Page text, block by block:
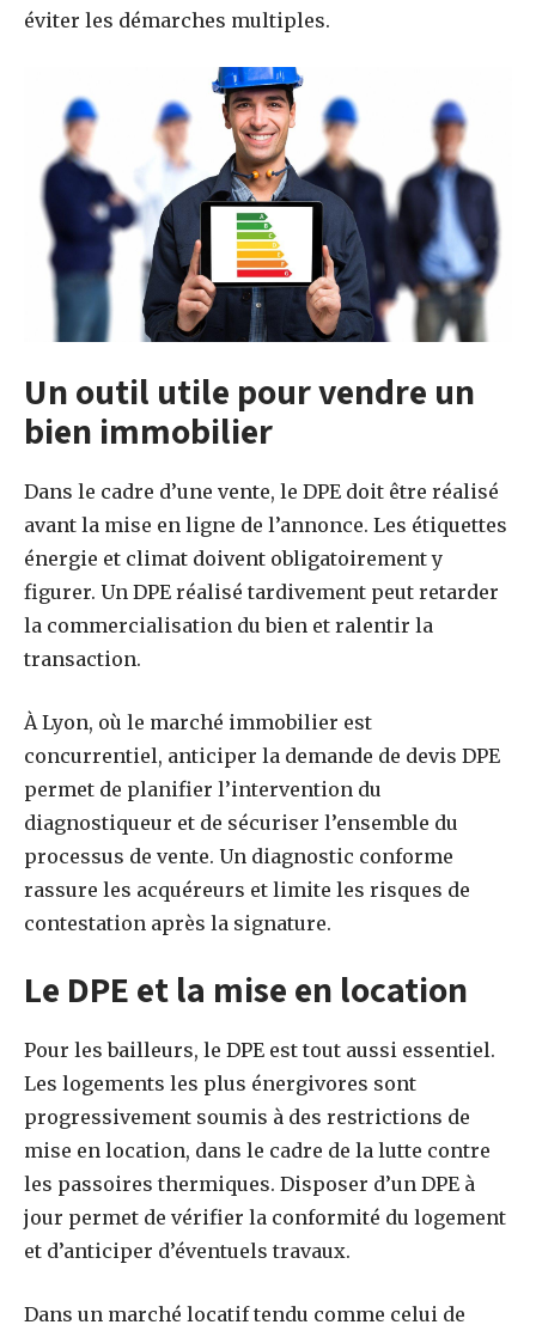
éviter les démarches multiples.
Un outil utile pour vendre un
bien immobilier
Dans le cadre d’une vente, le DPE doit être réalisé
avant la mise en ligne de l’annonce. Les étiquettes
énergie et climat doivent obligatoirement y
figurer. Un DPE réalisé tardivement peut retarder
la commercialisation du bien et ralentir la
transaction.
À Lyon, où le marché immobilier est
concurrentiel, anticiper la demande de devis DPE
permet de planifier l’intervention du
diagnostiqueur et de sécuriser l’ensemble du
processus de vente. Un diagnostic conforme
rassure les acquéreurs et limite les risques de
contestation après la signature.
Le DPE et la mise en location
Pour les bailleurs, le DPE est tout aussi essentiel.
Les logements les plus énergivores sont
progressivement soumis à des restrictions de
mise en location, dans le cadre de la lutte contre
les passoires thermiques. Disposer d’un DPE à
jour permet de vérifier la conformité du logement
et d’anticiper d’éventuels travaux.
Dans un marché locatif tendu comme celui de